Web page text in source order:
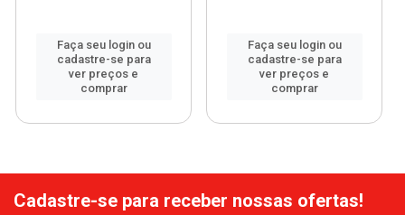
Faça seu login ou
cadastre-se para
ver preços e
comprar
Faça seu login ou
cadastre-se para
ver preços e
comprar
Cadastre-se para receber nossas ofertas!